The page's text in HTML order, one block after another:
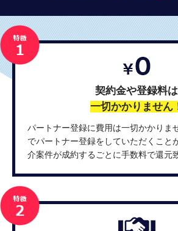
契約金や登録料は
一切かかりません
パートナー登録に費用は一切かかりま
でパートナー登録をしていただくこと
介案件が成約するごとに手数料で還元